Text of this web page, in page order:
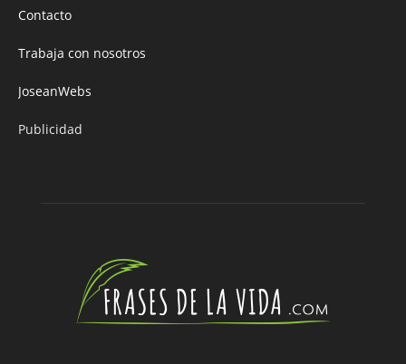
Contacto
Trabaja con nosotros
JoseanWebs
Publicidad